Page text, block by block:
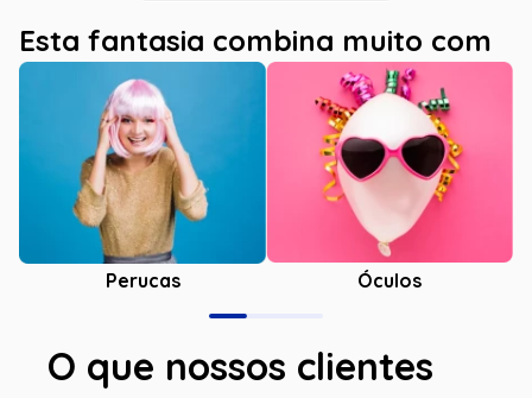
Esta fantasia combina muito com
Perucas Óculos
O que nossos clientes